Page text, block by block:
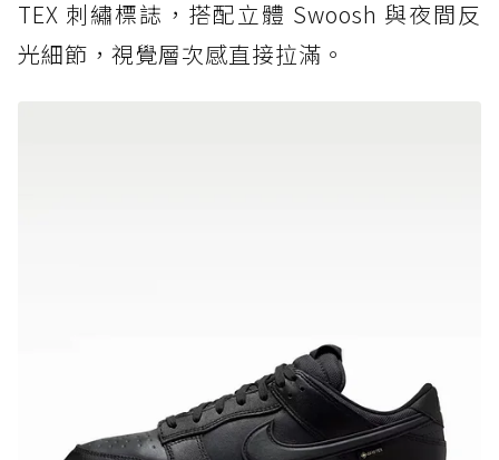
TEX 刺繡標誌，搭配立體 Swoosh 與夜間反
光細節，視覺層次感直接拉滿。